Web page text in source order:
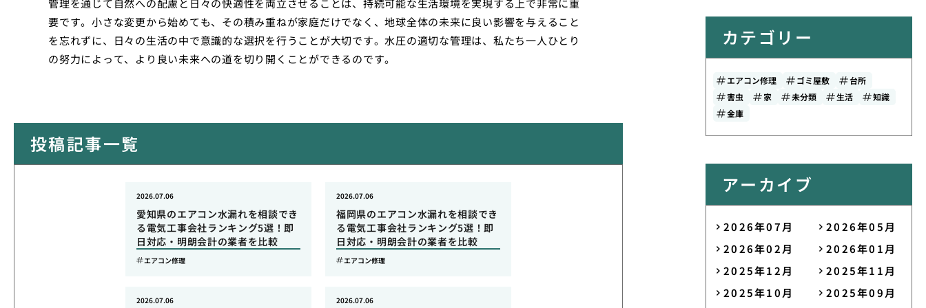
管理を通じて自然への配慮と日々の快適性を両立させることは、持続可能な生活環境を実現する上で非常に重
要です。小さな変更から始めても、その積み重ねが家庭だけでなく、地球全体の未来に良い影響を与えること
を忘れずに、日々の生活の中で意識的な選択を行うことが大切です。水圧の適切な管理は、私たち一人ひとり
の努力によって、より良い未来への道を切り開くことができるのです。
投稿記事一覧
愛知県のエアコン水漏れを相談でき
る電気工事会社ランキング5選！即
日対応・明朗会計の業者を比較
2026.07.06
エアコン修理
福岡県のエアコン水漏れを相談でき
る電気工事会社ランキング5選！即
日対応・明朗会計の業者を比較
2026.07.06
エアコン修理
2026.07.06 2026.07.06
カテゴリー
エアコン修理 ゴミ屋敷
台所
害虫
家 未分類 生活
知識
金庫
アーカイブ
2026年07月
2026年05月
2026年02月
2026年01月
2025年12月
2025年11月
2025年10月
2025年09月